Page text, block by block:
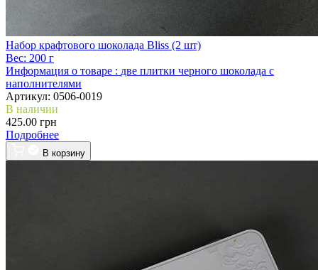
Набор крафтового шоколада Bliss (2 шт)
Вес: 200 г
Информация о товаре : две плитки черного шоколада с
наполнителями
Артикул: 0506-0019
В наличии
425.00 грн
Подробнее
В корзину